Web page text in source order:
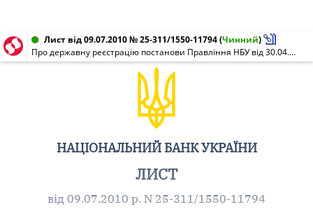
Лист від 09.07.2010 № 25-311/1550-11794(Чинний)
Про державну реєстрацію постанови Правління НБУ від 30.04.2010 N 223
НАЦІОНАЛЬНИЙ БАНК УКРАЇНИ
ЛИСТ
від 09.07.2010 р. N 25-311/1550-11794